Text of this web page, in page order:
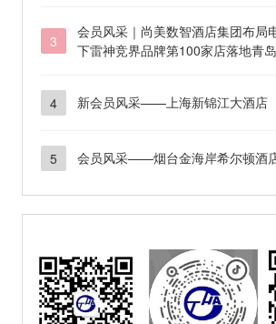
3
会员风采｜尚美数智酒店集团布
下雷神竞界品牌第100家店落地青
4
新会员风采——上海新锦江大酒店
5 会员风采——烟台金海岸希尔顿酒